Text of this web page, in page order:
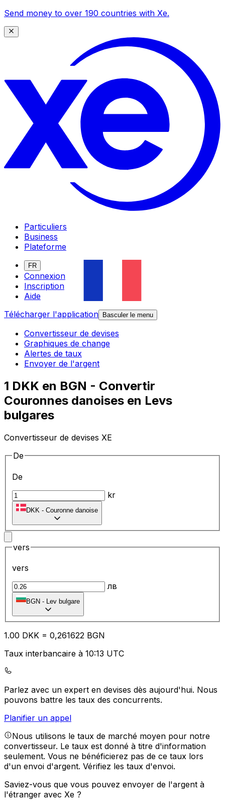
Send money to over 190 countries with Xe.
Particuliers
Business
Plateforme
FR
Connexion
Inscription
Aide
Télécharger l'application
Basculer le menu
Convertisseur de devises
Graphiques de change
Alertes de taux
Envoyer de l'argent
1 DKK en BGN - Convertir
Couronnes danoises en Levs
bulgares
Convertisseur de devises XE
De
De
kr
DKK - Couronne danoise
vers
vers
лв
BGN - Lev bulgare
1.00 DKK = 0,261622 BGN
Taux interbancaire à 10:13 UTC
Parlez avec un expert en devises dès aujourd'hui. Nous
pouvons battre les taux des concurrents.
Planifier un appel
Nous utilisons le taux de marché moyen pour notre
convertisseur. Le taux est donné à titre d'information
seulement. Vous ne bénéficierez pas de ce taux lors
d'un envoi d'argent. Vérifiez les taux d'envoi.
Saviez-vous que vous pouvez envoyer de l'argent à
l'étranger avec Xe ?